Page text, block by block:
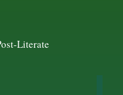
Literate